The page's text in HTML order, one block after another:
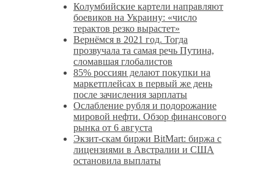
Колумбийские картели направляют
боевиков на Украину: «число
терактов резко вырастет»
Вернёмся в 2021 год. Тогда
прозвучала та самая речь Путина,
сломавшая глобалистов
85% россиян делают покупки на
маркетплейсах в первый же день
после зачисления зарплаты
Ослабление рубля и подорожание
мировой нефти. Обзор финансового
рынка от 6 августа
Экзит-скам биржи BitMart: биржа с
лицензиями в Австралии и США
остановила выплаты